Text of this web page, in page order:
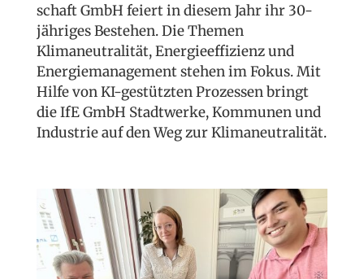
schaft GmbH feiert in diesem Jahr ihr 30-
jähriges Bestehen. Die Themen
Klimaneutralität, Energieeffizienz und
Energiemanagement stehen im Fo­kus. Mit
Hilfe von KI-gestützten Pro­zessen bringt
die IfE GmbH Stadt­werke, Kommunen und
Industrie auf den Weg zur Klimaneutralität.